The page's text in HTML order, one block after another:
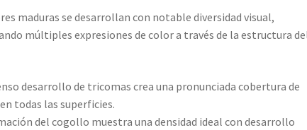
maduras se desarrollan con notable diversidad visual,
múltiples expresiones de color a través de la estructura
desarrollo de tricomas crea una pronunciada cobertura de
todas las superficies.
del cogollo muestra una densidad ideal con desarrollo